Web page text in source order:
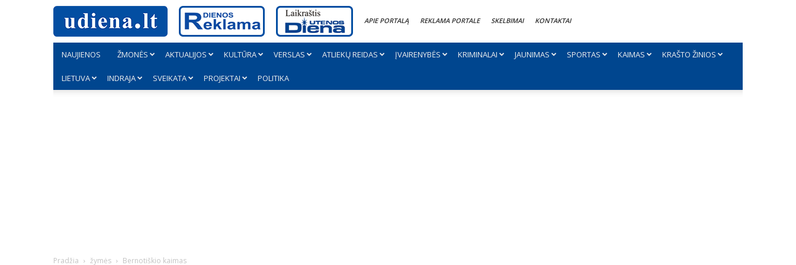
APIE PORTALĄ REKLAMA PORTALE SKELBIMAI KONTAKTAI
NAUJIENOS ŽMONĖS AKTUALIJOS KULTŪRA VERSLAS ATLIEKŲ REIDAS ĮVAIRENYBĖS KRIMINALAI JAUNIMAS SPORTAS KAIMAS KRAŠTO ŽINIOS
LIETUVA INDRAJA SVEIKATA PROJEKTAI POLITIKA
Pradžia žymės Bernotiškio kaimas